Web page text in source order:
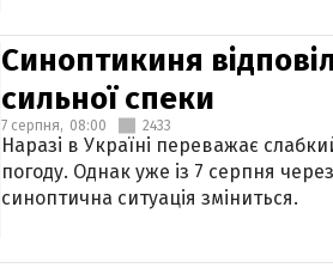
Синоптикиня
сильної спеки
7 серпня, 08:00 2433
Наразі в Україні переважає
погоду. Однак уже із 7 серпня
синоптична ситуація зміниться.